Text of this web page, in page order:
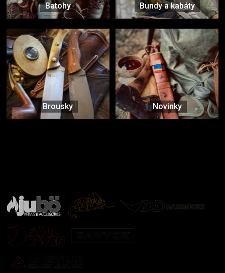
Batohy Bundy a kabáty
Brousky Novinky